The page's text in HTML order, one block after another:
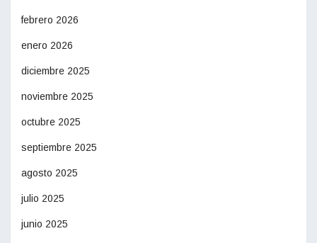
febrero 2026
enero 2026
diciembre 2025
noviembre 2025
octubre 2025
septiembre 2025
agosto 2025
julio 2025
junio 2025